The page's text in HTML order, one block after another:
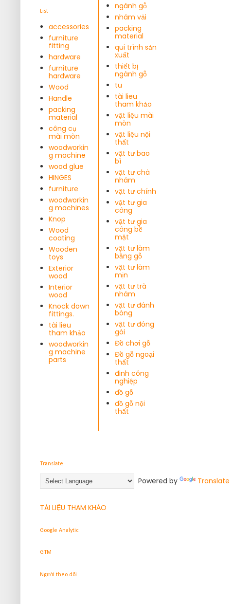
List
accessories
furniture
fitting
hardware
furniture
hardware
Wood
Handle
packing
material
công cụ
mài mòn
woodworkin
g machine
wood glue
HINGES
furniture
woodworkin
g machines
Knop
Wood
coating
Wooden
toys
Exterior
wood
Interior
wood
Knock down
fittings.
tài lieu
tham khảo
woodworkin
g machine
parts
ngành gỗ
nhám vải
packing
material
qui trình sản
xuất
thiết bị
ngành gỗ
tu
tài lieu
tham khảo
vật liệu mài
mòn
vật liệu nội
thất
vật tư bao
bì
vật tư chà
nhám
vật tư chính
vật tư gia
công
vật tư gia
công bề
mặt
vật tư làm
bằng gỗ
vật tư làm
mịn
vật tư trà
nhám
vật tư đánh
bóng
vật tư đóng
gói
Đồ chơi gỗ
Đồ gỗ ngoại
thất
đinh công
nghiệp
đồ gỗ
đồ gỗ nội
thất
Translate
Powered by Translate
TÀI LIỆU THAM KHẢO
Google Analytic
GTM
Người theo dõi